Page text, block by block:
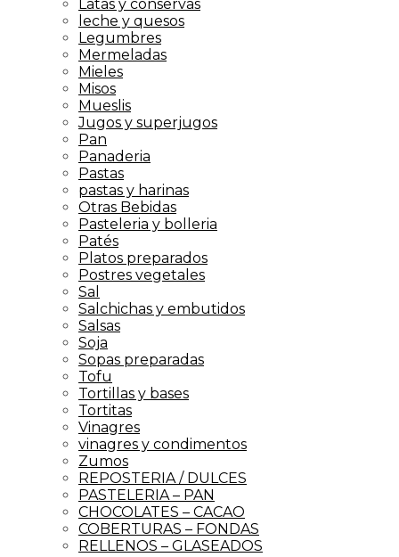
Latas y conservas
leche y quesos
Legumbres
Mermeladas
Mieles
Misos
Mueslis
Jugos y superjugos
Pan
Panaderia
Pastas
pastas y harinas
Otras Bebidas
Pasteleria y bolleria
Patés
Platos preparados
Postres vegetales
Sal
Salchichas y embutidos
Salsas
Soja
Sopas preparadas
Tofu
Tortillas y bases
Tortitas
Vinagres
vinagres y condimentos
Zumos
REPOSTERIA / DULCES
PASTELERIA – PAN
CHOCOLATES – CACAO
COBERTURAS – FONDAS
RELLENOS – GLASEADOS